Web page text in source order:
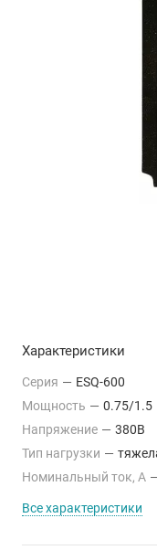
Характеристики
Серия — ESQ-600
Мощность — 0.75/1.5
Напряжение — 380В
Тип нагрузки —
Номинальный ток, А
Все характеристики